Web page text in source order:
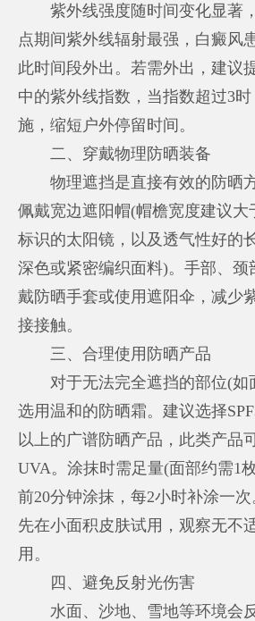
紫外线强度随时间变化显著
点期间紫外线辐射最强，白癜风
此时间段外出。若需外出，建议
中的紫外线指数，当指数超过3
施，缩短户外停留时间。
二、穿戴物理防晒装备
物理遮挡是直接有效的防晒
佩戴宽边遮阳帽(帽檐宽度建议大
标识的太阳镜，以及透气性好的
深色或紧密编织面料)。手部、颈
戴防晒手套或使用遮阳伞，减少
接接触。
三、合理使用防晒产品
对于无法完全遮挡的部位(如
选用温和的防晒霜。建议选择
以上的广谱防晒产品，此类产品
UVA。涂抹时需足量(面部约需1
前20分钟涂抹，每2小时补涂一
先在小面积皮肤试用，观察无不
用。
四、避免反射光伤害
水面、沙地、雪地等环境会